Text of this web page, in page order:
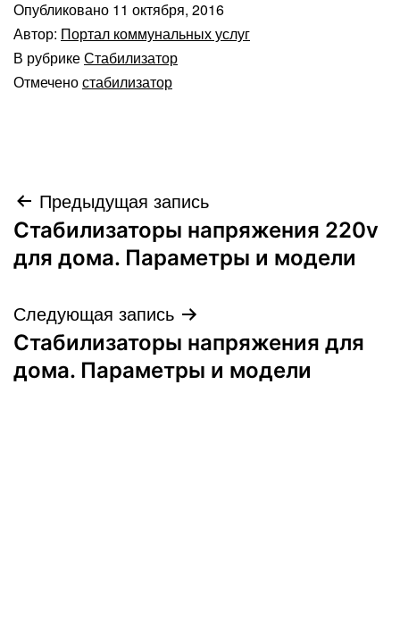
Опубликовано 11 октября, 2016
Автор: Портал коммунальных услуг
В рубрикеСтабилизатор
Отмеченостабилизатор
Навигация
по
Предыдущая запись
Стабилизаторы напряжения 220v
для дома. Параметры и модели
Следующая запись
Стабилизаторы напряжения для
дома. Параметры и модели